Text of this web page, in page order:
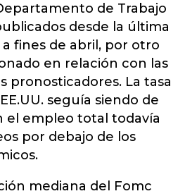
de Trabajo
desde la última
fines de abril, por otro
en relación con las
pronosticadores. La tasa
seguía siendo de
el empleo total todavía
por debajo de los
mediana del Fomc